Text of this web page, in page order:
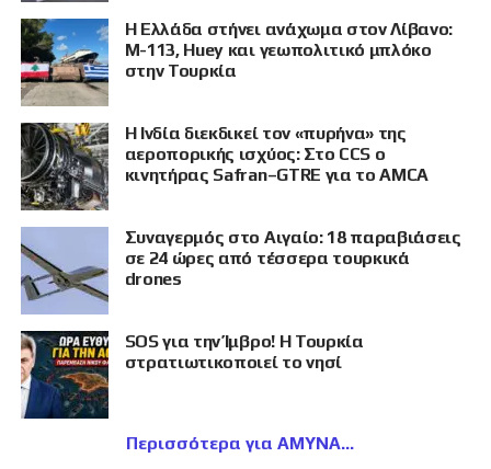
Η Ελλάδα στήνει ανάχωμα στον Λίβανο:
M-113, Huey και γεωπολιτικό μπλόκο
στην Τουρκία
Η Ινδία διεκδικεί τον «πυρήνα» της
αεροπορικής ισχύος: Στο CCS ο
κινητήρας Safran–GTRE για το AMCA
Συναγερμός στο Αιγαίο: 18 παραβιάσεις
σε 24 ώρες από τέσσερα τουρκικά
drones
SOS για την Ίμβρο! Η Τουρκία
στρατιωτικοποιεί το νησί
Περισσότερα για ΑΜΥΝΑ